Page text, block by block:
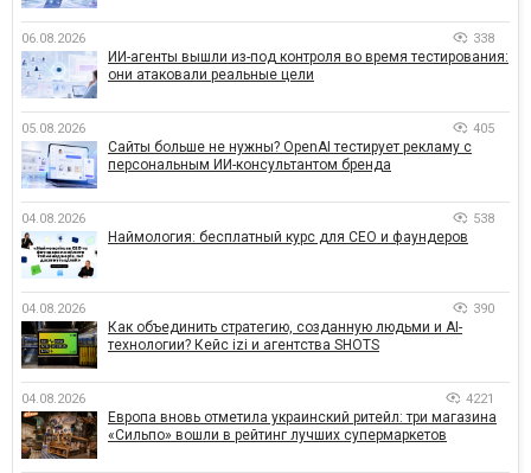
06.08.2026 338
ИИ-агенты вышли из-под контроля во время тестирования:
они атаковали реальные цели
05.08.2026 405
Сайты больше не нужны? OpenAI тестирует рекламу с
персональным ИИ-консультантом бренда
04.08.2026 538
Наймология: бесплатный курс для CEO и фаундеров
04.08.2026 390
Как объединить стратегию, созданную людьми и AI-
технологии? Кейс izi и агентства SHOTS
04.08.2026 4221
Европа вновь отметила украинский ритейл: три магазина
«Сильпо» вошли в рейтинг лучших супермаркетов